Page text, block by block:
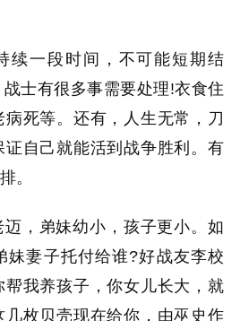
续一段时间，不可能短期结
士有很多事需要处理!衣食住
死等。还有，人生无常，刀
自己就能活到战争胜利。有
。
，弟妹幼小，孩子更小。如
妹妻子托付给谁?好战友李校
我养孩子，你女儿长大，就
枚贝壳现在给你，由巫史作